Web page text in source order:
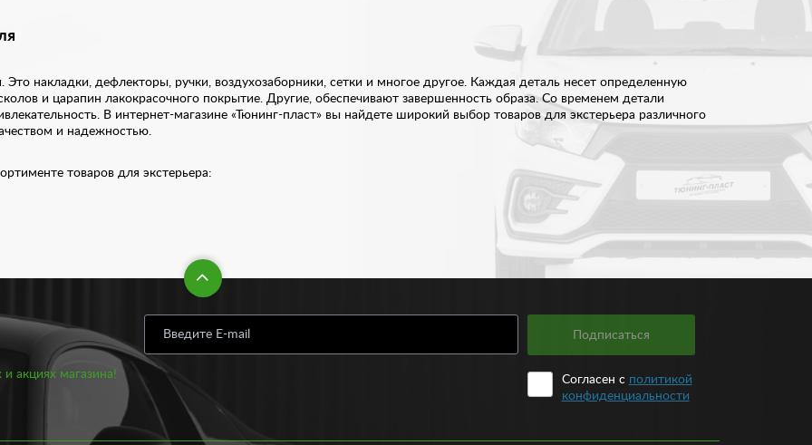
накладки, дефлекторы, ручки, воздухозаборники, сетки и многое другое. Каждая деталь несет определенную
и царапин лакокрасочного покрытие. Другие, обеспечивают завершенность образа. Со временем детали
В интернет-магазине «Тюнинг-пласт» вы найдете широкий выбор товаров для экстерьера различного
и надежностью.
товаров для экстерьера:
звуковой сигнал, накладки на глушитель, а также такие дополнительные аксессуары как: плавник на крышу,
детали создают индивидуальный стиль автомобиля. В ассортименте предложены товары как для отечественных,
проверенным брендам, поэтому в качестве товаров вы можете не сомневаться.
цене. Стоимость брызговиков варьируется от 300 рублей, воздухозаборников – от 300 рублей,
акциях магазина!
Подписаться
Согласен с политикой
конфиденциальности